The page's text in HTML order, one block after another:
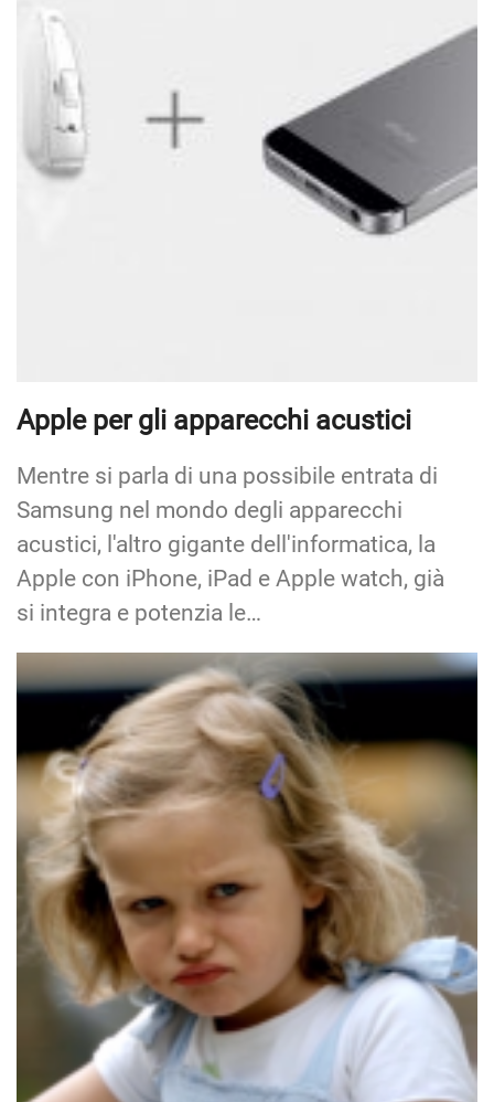
Apple per gli apparecchi acustici
Mentre si parla di una possibile entrata di
Samsung nel mondo degli apparecchi
acustici, l'altro gigante dell'informatica, la
Apple con iPhone, iPad e Apple watch, già
si integra e potenzia le…